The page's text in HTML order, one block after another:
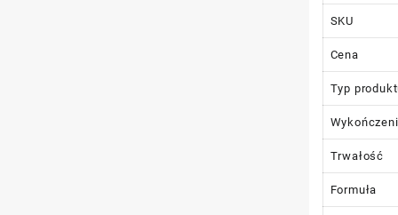
SKU
Cena
Typ
Trwałość
Formuła